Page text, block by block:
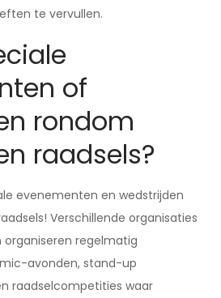
te vervullen.
of
rondom
raadsels?
evenementen en wedstrijden
Verschillende organisaties
regelmatig
avonden, stand-up
raadselcompetities waar